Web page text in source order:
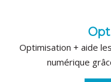
Optimisation + aide
numérique